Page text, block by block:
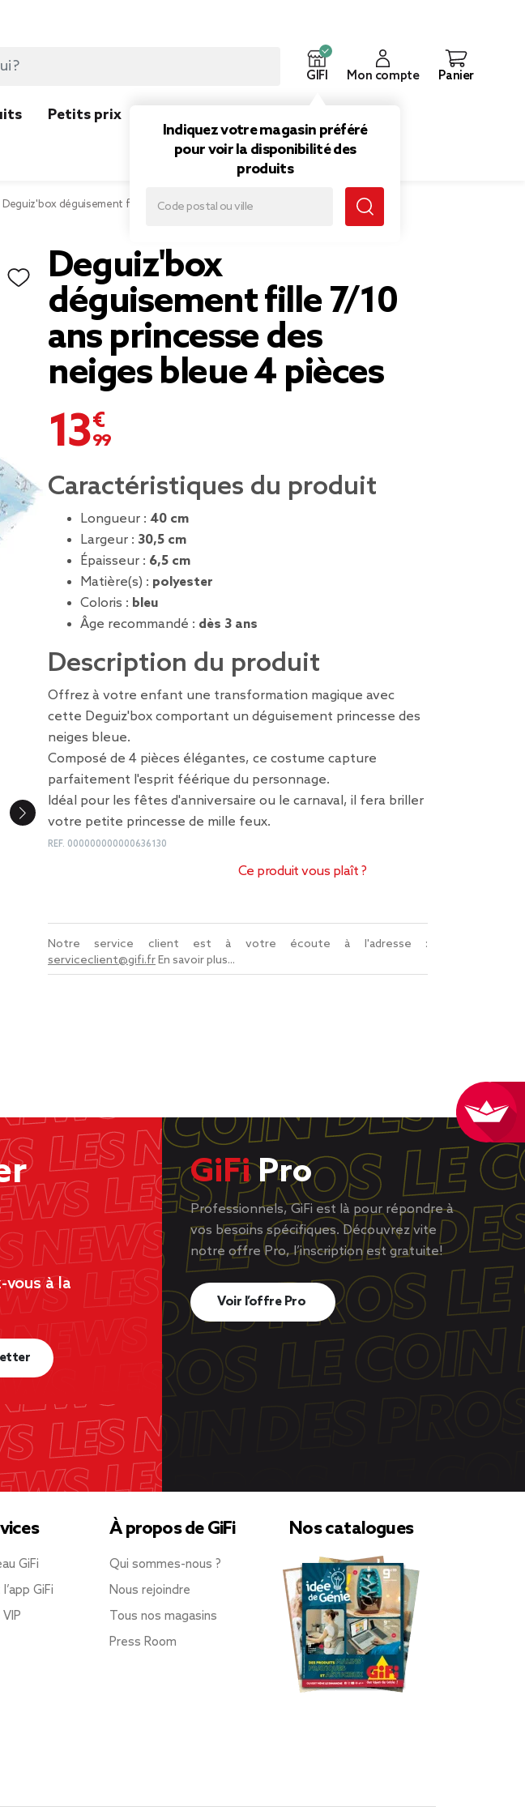
GIFI
Indiquez votre magasin préféré
pour voir la disponibilité des
produits
Mon compte Panier
Petits prix
Deguiz'box déguisement fille 7/10 ans princesse des neiges bleue 4 pièces
Deguiz'box
déguisement fille 7/10
ans princesse des
neiges bleue 4 pièces
13,99 €
Caractéristiques du produit
Longueur : 40 cm
Largeur : 30,5 cm
Épaisseur : 6,5 cm
Matière(s) : polyester
Coloris : bleu
Âge recommandé : dès 3 ans
Description du produit
Offrez à votre enfant une transformation magique avec
cette Deguiz'box comportant un déguisement princesse des
neiges bleue.
Composé de 4 pièces élégantes, ce costume capture
parfaitement l'esprit féérique du personnage.
Idéal pour les fêtes d'anniversaire ou le carnaval, il fera briller
votre petite princesse de mille feux.
REF. 000000000000636130
Ce produit vous plaît ?
Notre service client est à votre écoute à l'adresse :
serviceclient@gifi.frEn savoir plus...
vous à la
GiFiPro
Professionnels, GiFi est là pour répondre à
vos besoins spécifiques. Découvrez vite
notre offre Pro, l’inscription est gratuite!
Voir l’offre Pro
GiFi
GiFi
À propos de GiFi
Qui sommes-nous ?
Nous rejoindre
Tous nos magasins
Press Room
Nos catalogues